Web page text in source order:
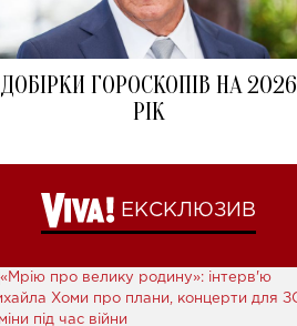
ДОБІРКИ ГОРОСКОПІВ НА 2026
РІК
ЕКСКЛЮЗИВ